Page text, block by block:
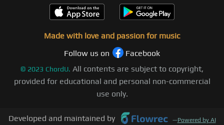
Made with love and passion for music
Follow us on
Facebook
© 2023 ChordU. All contents are subject to copyright,
provided for educational and personal non-commercial
use only.
Developed and maintained by —Powered by AI